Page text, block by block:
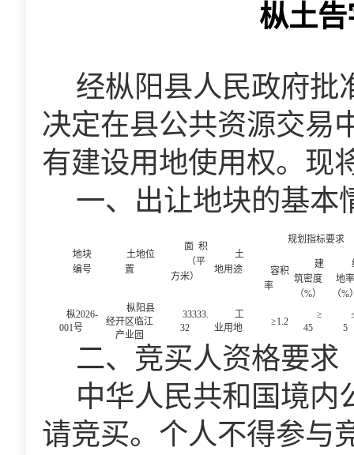
枞土
经枞阳县人民政府批
决定在县公共资源交易
有建设用地使用权。现
一、出让地块的基本
地块
编号
土地位
置
面 积
（平
方米）
土
地用途
规划指标要求
容积
率
建
筑密度
（%）
地率
（%
枞2026-
001号
枞阳县
经开区临江
产业园
33333.
32
工
业用地
≥1.2
≥
45
5
二、竞买人资格要求
中华人民共和国境内
请竞买。个人不得参与